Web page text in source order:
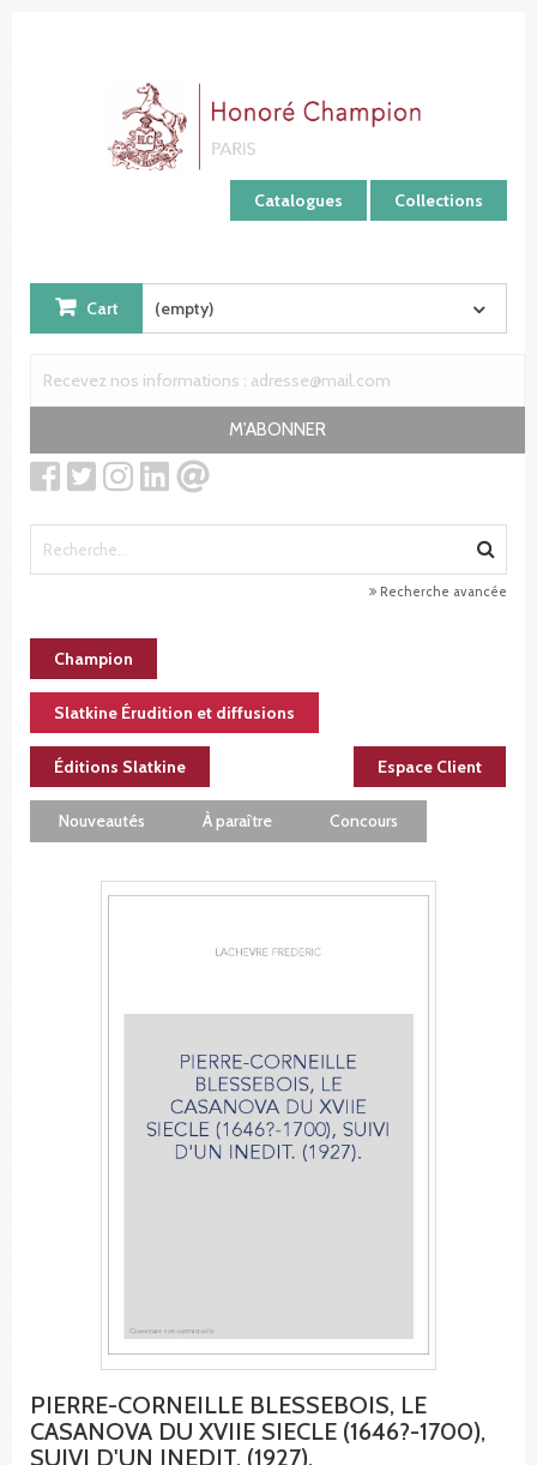
Catalogues Collections
Cart (empty)
M'ABONNER
Recherche avancée
Champion
Slatkine Érudition et diffusions
Éditions Slatkine Espace Client
Nouveautés À paraître Concours
PIERRE-CORNEILLE BLESSEBOIS, LE
CASANOVA DU XVIIE SIECLE (1646?-1700),
SUIVI D'UN INEDIT. (1927).